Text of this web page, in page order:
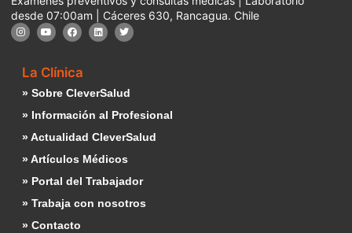
desde 07:00am | Cáceres 630, Rancagua. Chile
La Clínica
» Sobre CleverSalud
» Información al Profesional
» Actualidad CleverSalud
» Artículos Médicos
» Portal del Trabajador
» Trabaja con nosotros
» Contacto